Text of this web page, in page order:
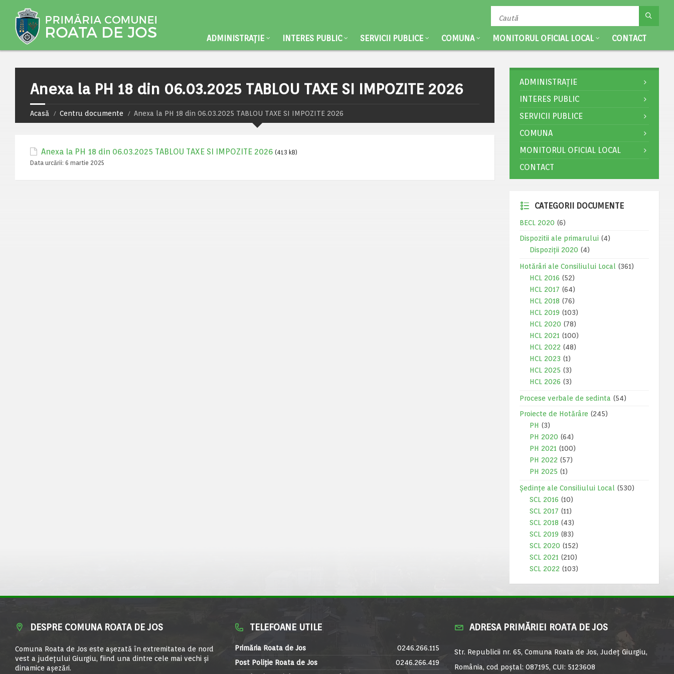
ADMINISTRAȚIE INTERES PUBLIC SERVICII PUBLICE COMUNA MONITORUL OFICIAL LOCAL CONTACT
Anexa la PH 18 din 06.03.2025 TABLOU TAXE SI IMPOZITE 2026
Acasă Centru documente Anexa la PH 18 din 06.03.2025 TABLOU TAXE SI IMPOZITE 2026
Anexa la PH 18 din 06.03.2025 TABLOU TAXE SI IMPOZITE 2026 (413 kB)
Data urcării: 6 martie 2025
ADMINISTRAȚIE
INTERES PUBLIC
SERVICII PUBLICE
COMUNA
MONITORUL OFICIAL LOCAL
CONTACT
CATEGORII DOCUMENTE
BECL 2020 (6)
Dispozitii ale primarului (4)
Dispoziții 2020 (4)
Hotărâri ale Consiliului Local
(361)
HCL 2016 (52)
HCL 2017 (64)
HCL 2018 (76)
HCL 2019 (103)
HCL 2020 (78)
HCL 2021 (100)
HCL 2022 (48)
HCL 2023 (1)
HCL 2025 (3)
HCL 2026 (3)
Procese verbale de sedinta (54)
Proiecte de Hotărâre (245)
PH (3)
PH 2020 (64)
PH 2021 (100)
PH 2022 (57)
PH 2025 (1)
Ședințe ale Consiliului Local
(530)
SCL 2016 (10)
SCL 2017 (11)
SCL 2018 (43)
SCL 2019 (83)
SCL 2020 (152)
SCL 2021 (210)
SCL 2022 (103)
DESPRE COMUNA ROATA DE JOS
Comuna Roata de Jos este aşezată în extremitatea de nord
vest a judeţului Giurgiu, fiind una dintre cele mai vechi şi
dinamice aşezări.
TELEFOANE UTILE
Primăria Roata de Jos
0246.266.115
Post Poliție Roata de Jos
0246.266.419
ADRESA PRIMĂRIEI ROATA DE JOS
Str. Republicii nr. 65, Comuna Roata de Jos, Județ Giurgiu,
România, cod poștal: 087195, CUI: 5123608